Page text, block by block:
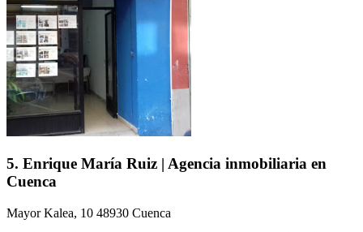
5. Enrique María Ruiz | Agencia inmobiliaria en
Cuenca
Mayor Kalea, 10 48930 Cuenca